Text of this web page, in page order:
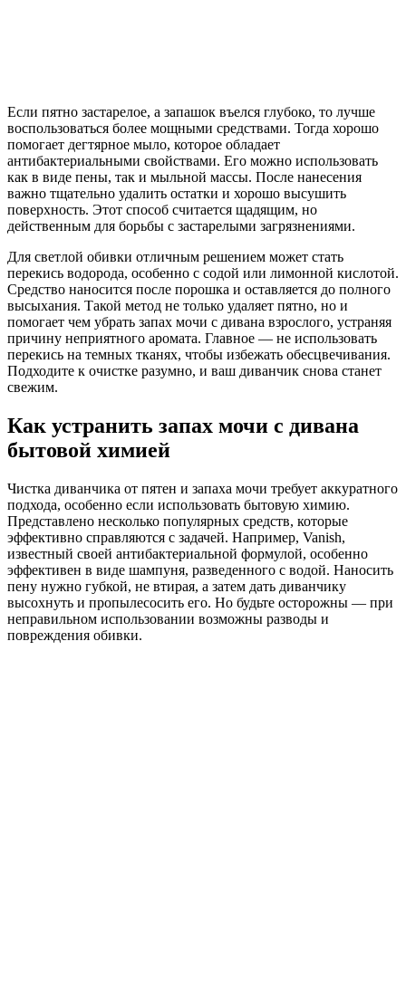
Если пятно застарелое, а запашок въелся глубоко, то лучше
воспользоваться более мощными средствами. Тогда хорошо
помогает дегтярное мыло, которое обладает
антибактериальными свойствами. Его можно использовать
как в виде пены, так и мыльной массы. После нанесения
важно тщательно удалить остатки и хорошо высушить
поверхность. Этот способ считается щадящим, но
действенным для борьбы с застарелыми загрязнениями.
Для светлой обивки отличным решением может стать
перекись водорода, особенно с содой или лимонной кислотой.
Средство наносится после порошка и оставляется до полного
высыхания. Такой метод не только удаляет пятно, но и
помогает чем убрать запах мочи с дивана взрослого, устраняя
причину неприятного аромата. Главное — не использовать
перекись на темных тканях, чтобы избежать обесцвечивания.
Подходите к очистке разумно, и ваш диванчик снова станет
свежим.
Как устранить запах мочи с дивана
бытовой химией
Чистка диванчика от пятен и запаха мочи требует аккуратного
подхода, особенно если использовать бытовую химию.
Представлено несколько популярных средств, которые
эффективно справляются с задачей. Например, Vanish,
известный своей антибактериальной формулой, особенно
эффективен в виде шампуня, разведенного с водой. Наносить
пену нужно губкой, не втирая, а затем дать диванчику
высохнуть и пропылесосить его. Но будьте осторожны — при
неправильном использовании возможны разводы и
повреждения обивки.